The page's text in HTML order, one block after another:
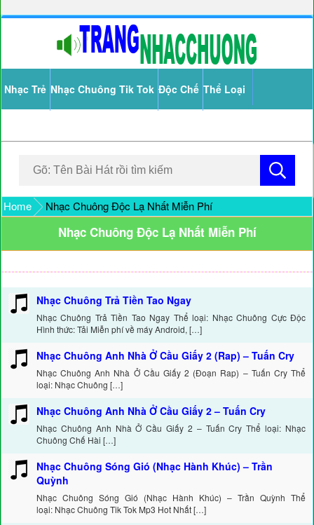
Nhạc Trẻ Nhạc Chuông Tik Tok Độc Chế Thể Loại
Home Nhạc Chuông Độc Lạ Nhất Miễn Phí
Nhạc Chuông Độc Lạ Nhất Miễn Phí
Nhạc Chuông Trả Tiền Tao Ngay
Nhạc Chuông Trả Tiền Tao Ngay Thể loại: Nhạc Chuông Cực Độc
Hình thức: Tải Miễn phí về máy Android, […]
Nhạc Chuông Anh Nhà Ở Cầu Giấy 2 (Rap) – Tuấn Cry
Nhạc Chuông Anh Nhà Ở Cầu Giấy 2 (Đoạn Rap) – Tuấn Cry Thể
loại: Nhạc Chuông […]
Nhạc Chuông Anh Nhà Ở Cầu Giấy 2 – Tuấn Cry
Nhạc Chuông Anh Nhà Ở Cầu Giấy 2 – Tuấn Cry Thể loại: Nhạc
Chuông Chế Hài […]
Nhạc Chuông Sóng Gió (Nhạc Hành Khúc) – Trần
Quỳnh
Nhạc Chuông Sóng Gió (Nhạc Hành Khúc) – Trần Quỳnh Thể
loại: Nhạc Chuông Tik Tok Mp3 Hot Nhất […]